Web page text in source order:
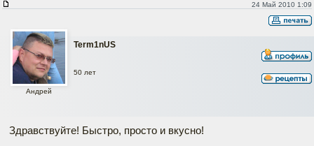
24 Май 2010 1:09
Term1nUS
Андрей
50 лет
Здравствуйте! Быстро, просто и вкусно!